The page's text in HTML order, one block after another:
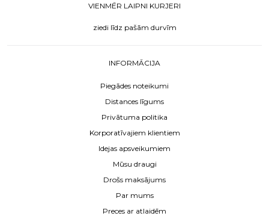
VIENMĒR LAIPNI KURJERI
ziedi līdz pašām durvīm
INFORMĀCIJA
Piegādes noteikumi
Distances līgums
Privātuma politika
Korporatīvajiem klientiem
Idejas apsveikumiem
Mūsu draugi
Drošs maksājums
Par mums
Preces ar atlaidēm